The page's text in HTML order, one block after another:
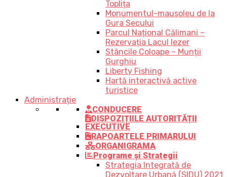
Toplița
Monumentul-mausoleu de la
Gura Secului
Parcul Național Călimani –
Rezervația Lacul Iezer
Stâncile Coloape – Munții
Gurghiu
Liberty Fishing
Hartă interactivă active
turistice
Administrație
CONDUCERE
DISPOZIȚIILE AUTORITĂȚII
EXECUTIVE
RAPOARTELE PRIMARULUI
ORGANIGRAMA
Programe și Strategii
Strategia Integrată de
Dezvoltare Urbană (SIDU) 2021